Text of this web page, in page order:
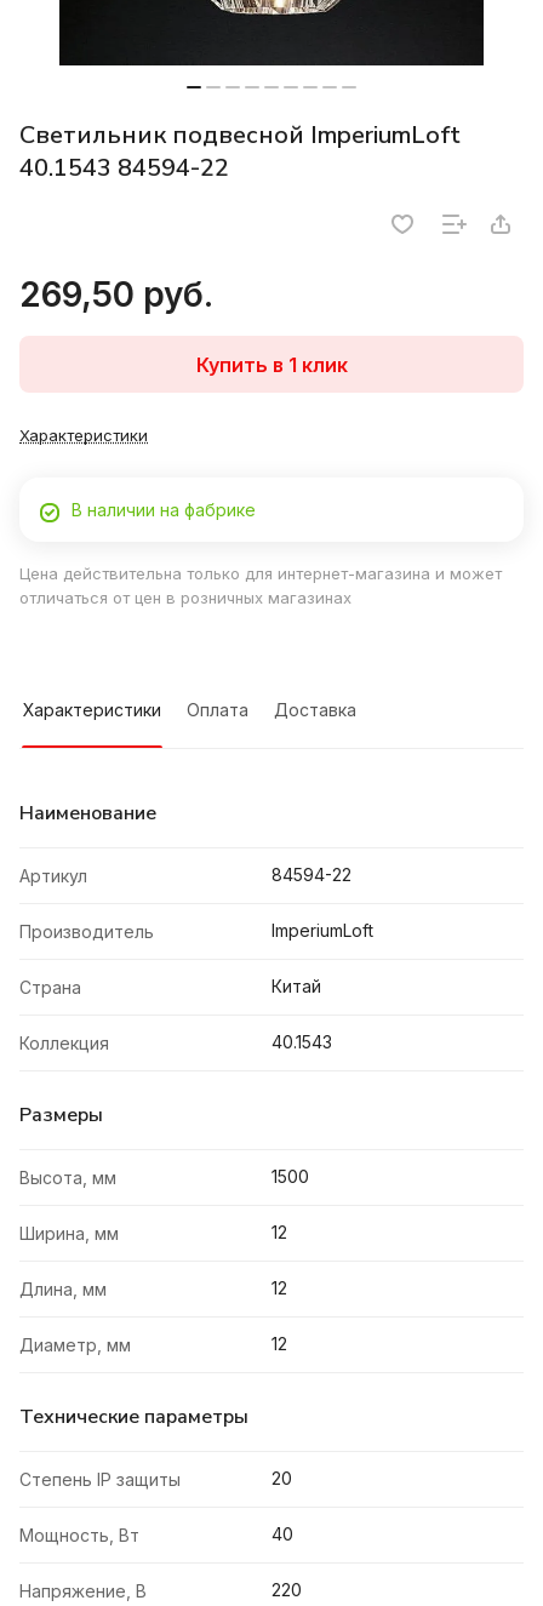
Светильник подвесной ImperiumLoft
40.1543 84594-22
269,50 руб.
Купить в 1 клик
Характеристики
В наличии на фабрике
Цена действительна только для интернет-магазина и может
отличаться от цен в розничных магазинах
Характеристики Оплата Доставка
Наименование
Артикул 84594-22
Производитель ImperiumLoft
Страна Китай
Коллекция 40.1543
Размеры
Высота, мм 1500
Ширина, мм 12
Длина, мм 12
Диаметр, мм 12
Технические параметры
Степень IP защиты 20
Мощность, Вт 40
Напряжение, В 220